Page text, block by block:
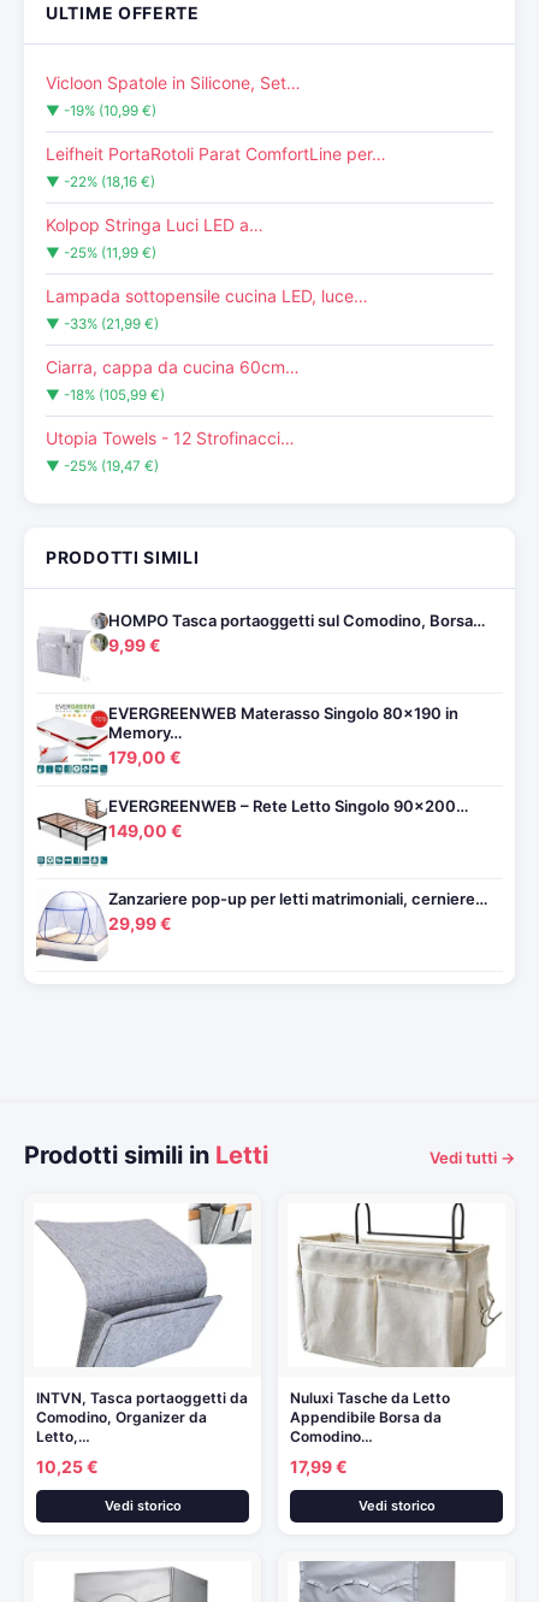
ULTIME OFFERTE
Vicloon Spatole in Silicone, Set…
▼ -19% (10,99 €)
Leifheit PortaRotoli Parat ComfortLine per…
▼ -22% (18,16 €)
Kolpop Stringa Luci LED a…
▼ -25% (11,99 €)
Lampada sottopensile cucina LED, luce…
▼ -33% (21,99 €)
Ciarra, cappa da cucina 60cm…
▼ -18% (105,99 €)
Utopia Towels - 12 Strofinacci…
▼ -25% (19,47 €)
PRODOTTI SIMILI
HOMPO Tasca portaoggetti sul Comodino, Borsa…
9,99 €
EVERGREENWEB Materasso Singolo 80×190 in
Memory…
179,00 €
EVERGREENWEB – Rete Letto Singolo 90×200…
149,00 €
Zanzariere pop-up per letti matrimoniali, cerniere…
29,99 €
Prodotti simili in Letti Vedi tutti →
INTVN, Tasca portaoggetti da
Comodino, Organizer da
Letto,…
10,25 €
Vedi storico
Nuluxi Tasche da Letto
Appendibile Borsa da
Comodino…
17,99 €
Vedi storico